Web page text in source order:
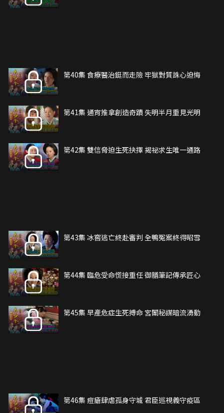
第40集 食療醫治鋌而走險 牢獄對質誅心迫悔
第41集 通宵推拿創造奇蹟 失明半月重見光明
第42集 雙信脅迫生死抉擇 揭祕求生唯一通路
第43集 冰窖逃亡終赴審判 全鴨冤案終得昭雪
第44集 臨危受命慌接重任 御膳筆記傳承匠心
第45集 早產危症生死搏命 宮闈秘謀暗流湧動
第46集 痘瘡肆虐孤身守城 君臣巡視義守疫區